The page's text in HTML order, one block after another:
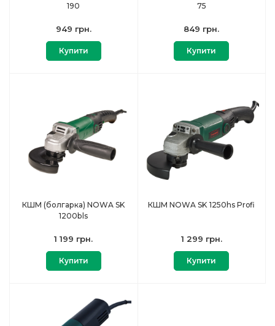
190
949 грн.
Купити
75
849 грн.
Купити
КШМ (болгарка) NOWA SK
1200bls
1 199 грн.
Купити
КШМ NOWA SK 1250hs Profi
1 299 грн.
Купити